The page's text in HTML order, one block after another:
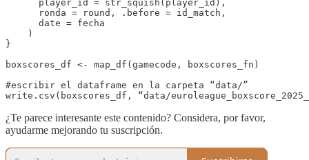
      player_id = str_squish(player_id),
      ronda = round, .before = id_match,
      date = fecha
    )
}
boxscores_df <- map_df(gamecode, boxscores_fn)
#escribir el dataframe en la carpeta “data/”
write.csv(boxscores_df, “data/
¿Te parece interesante este contenido? Considera, por favor,
ayudarme mejorando tu suscripción.